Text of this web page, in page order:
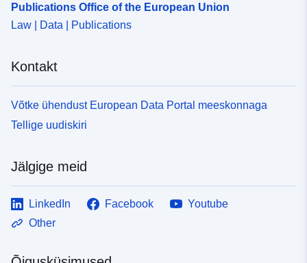
Publications Office of the European Union
Law | Data | Publications
Kontakt
Võtke ühendust European Data Portal meeskonnaga
Tellige uudiskiri
Jälgige meid
LinkedIn Facebook
Youtube
Other